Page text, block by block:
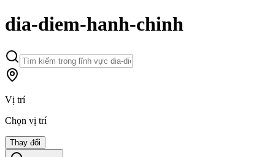
dia-diem-hanh-chinh
Vị trí
Chọn vị trí
Thay đổi